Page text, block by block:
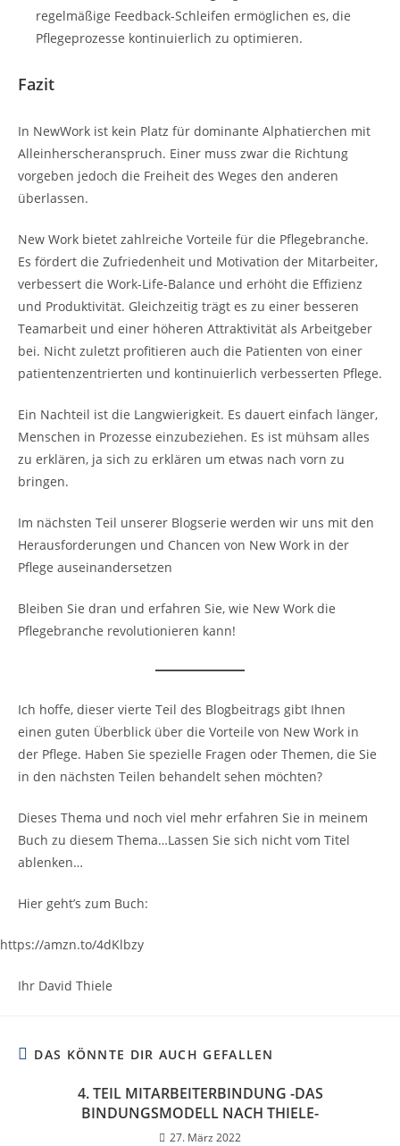
regelmäßige Feedback-Schleifen ermöglichen es, die
Pflegeprozesse kontinuierlich zu optimieren.
Fazit
In NewWork ist kein Platz für dominante Alphatierchen mit
Alleinherscheranspruch. Einer muss zwar die Richtung
vorgeben jedoch die Freiheit des Weges den anderen
überlassen.
New Work bietet zahlreiche Vorteile für die Pflegebranche.
Es fördert die Zufriedenheit und Motivation der Mitarbeiter,
verbessert die Work-Life-Balance und erhöht die Effizienz
und Produktivität. Gleichzeitig trägt es zu einer besseren
Teamarbeit und einer höheren Attraktivität als Arbeitgeber
bei. Nicht zuletzt profitieren auch die Patienten von einer
patientenzentrierten und kontinuierlich verbesserten Pflege.
Ein Nachteil ist die Langwierigkeit. Es dauert einfach länger,
Menschen in Prozesse einzubeziehen. Es ist mühsam alles
zu erklären, ja sich zu erklären um etwas nach vorn zu
bringen.
Im nächsten Teil unserer Blogserie werden wir uns mit den
Herausforderungen und Chancen von New Work in der
Pflege auseinandersetzen
Bleiben Sie dran und erfahren Sie, wie New Work die
Pflegebranche revolutionieren kann!
Ich hoffe, dieser vierte Teil des Blogbeitrags gibt Ihnen
einen guten Überblick über die Vorteile von New Work in
der Pflege. Haben Sie spezielle Fragen oder Themen, die Sie
in den nächsten Teilen behandelt sehen möchten?
Dieses Thema und noch viel mehr erfahren Sie in meinem
Buch zu diesem Thema…Lassen Sie sich nicht vom Titel
ablenken…
Hier geht’s zum Buch:
https://amzn.to/4dKlbzy
Ihr David Thiele
DAS KÖNNTE DIR AUCH GEFALLEN
4. TEIL MITARBEITERBINDUNG -DAS
BINDUNGSMODELL NACH THIELE-
27. März 2022